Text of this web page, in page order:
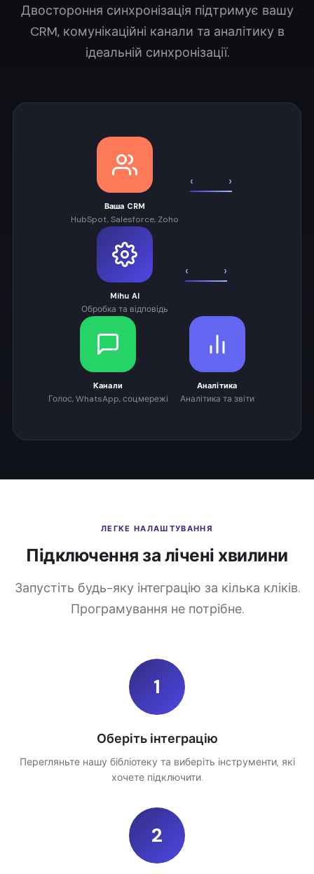
Двостороння синхронізація підтримує вашу
CRM, комунікаційні канали та аналітику в
ідеальній синхронізації.
Ваша CRM
HubSpot, Salesforce, Zoho
‹ ›
Mihu AI
Обробка та відповідь
‹ ›
Канали
Голос, WhatsApp, соцмережі
Аналітика
Аналітика та звіти
ЛЕГКЕ НАЛАШТУВАННЯ
Підключення за лічені хвилини
Запустіть будь-яку інтеграцію за кілька кліків.
Програмування не потрібне.
1
Оберіть інтеграцію
Перегляньте нашу бібліотеку та виберіть інструменти, які
хочете підключити.
2